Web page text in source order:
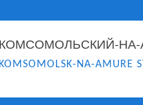
КОМСОМОЛЬСКИЙ-
KOMSOMOLSK-NA-AMURE